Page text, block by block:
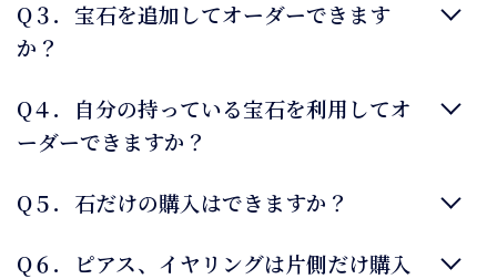
Q３．宝石を追加してオーダーできます
か？
Q４．自分の持っている宝石を利用してオ
ーダーできますか？
Q５．石だけの購入はできますか？
Q６．ピアス、イヤリングは片側だけ購入